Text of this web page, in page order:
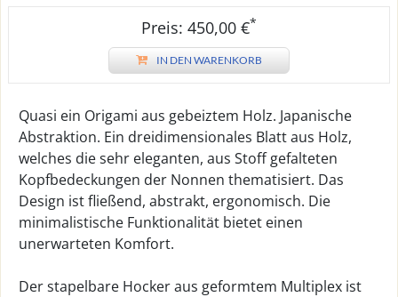
Preis: 450,00 €*
IN DEN WARENKORB
Quasi ein Origami aus gebeiztem Holz. Japanische
Abstraktion. Ein dreidimensionales Blatt aus Holz,
welches die sehr eleganten, aus Stoff gefalteten
Kopfbedeckungen der Nonnen thematisiert. Das
Design ist fließend, abstrakt, ergonomisch. Die
minimalistische Funktionalität bietet einen
unerwarteten Komfort.
Der stapelbare Hocker aus geformtem Multiplex ist